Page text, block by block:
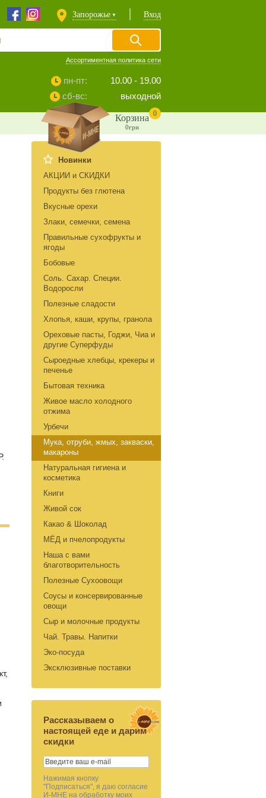
Запорожье ▼ Вход
Ассортиментная политика сети
пн-пт:
10.00 - 19.00
сб-вс:
выходной
Корзина 0
0грн
Новинки
АКЦИИ и СКИДКИ
Продукты без глютена
Вкусные орехи
Злаки, семечки, семена
Правильные сухофрукты и
ягоды
Бобовые
Соль. Сахар. Специи.
Водоросли
Полезные сладости
Хлопья, каши, крупы, гранола
Ореховые пасты, Годжи, Чиа и
другие Суперфуды
Сыроедные хлебцы, крекеры и
печенье
Бытовая техника
Живое масло холодного
отжима
Урбечи
Мука, отруби, жмых, закваски,
макароны
Натуральная гигиена и
косметика
Книги
Живой сок
Какао & Шоколад
МЁД и пчелопродукты
Наша с вами
благотворительность
Полезные Сухоовощи
Соусы и консервированные
овощи
Сыр и молочные продукты
Чай. Травы. Напитки
Эко-посуда
Эксклюзивные поставки
Рассказываем о
настоящей еде и дарим
скидки
Нажимая кнопку
"Подписаться", я даю согласие
И-МНЕ на обработку моих